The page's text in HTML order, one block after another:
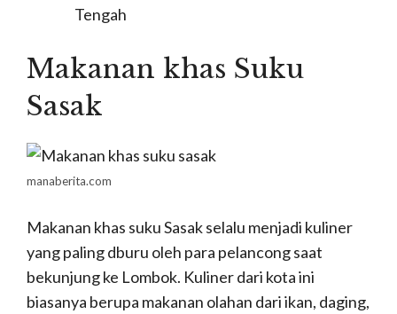
Tengah
Makanan khas Suku
Sasak
manaberita.com
Makanan khas suku Sasak selalu menjadi kuliner
yang paling dburu oleh para pelancong saat
bekunjung ke Lombok. Kuliner dari kota ini
biasanya berupa makanan olahan dari ikan, daging,